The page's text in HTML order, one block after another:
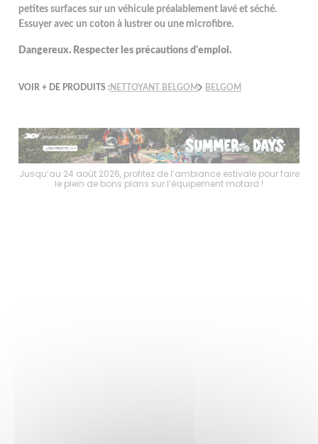
petites surfaces sur un véhicule préalablement lavé et séché.
Essuyer avec un coton à lustrer ou une microfibre.
Dangereux. Respecter les précautions d'emploi.
VOIR + DE PRODUITS :NETTOYANT BELGOM BELGOM
Jusqu’au 24 août 2026, profitez de l’ambiance estivale pour faire
le plein de bons plans sur l’équipement motard !